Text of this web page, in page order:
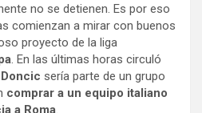
no se detienen. Es por eso
comienzan a mirar con buenos
proyecto de la liga
. En las últimas horas circuló
sería parte de un grupo
comprar a un equipo italiano
a Roma